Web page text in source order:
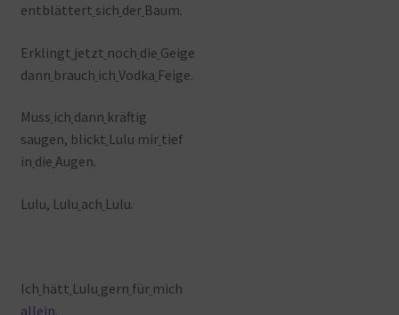
entblättert sich der Baum.
Erklingt jetzt noch die Geige
dann brauch ich Vodka Feige.
Muss ich dann kräftig
saugen, blickt Lulu mir tief
in die Augen.
Lulu, Lulu ach Lulu.
Ich hätt Lulu gern für mich
allein.